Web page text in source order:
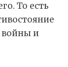
То есть
войны и